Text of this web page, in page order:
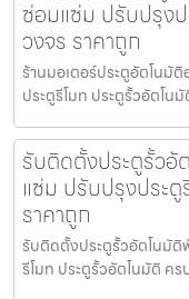
ซ่อมแซ่ม ปรับปรุง
วงจร ราคาถูก
ร้านมอเตอร์ประตูอัตโนมั
ประตูรีโมท ประตูรั้วอัตโน
รับติดตั้งประตูรั้วอั
แซ่ม ปรับปรุงประ
ราคาถูก
รับติดตั้งประตูรั้วอัตโนมั
รีโมท ประตูรั้วอัตโนมัติ ค